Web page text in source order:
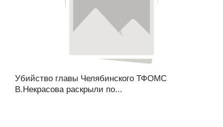
Убийство главы Челябинского ТФОМС
В.Некрасова раскрыли по...